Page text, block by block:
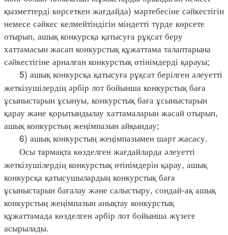
қызметтерді көрсеткен жағдайда) мәртебесіне сәйкестігін
немесе сәйкес келмейтіндігін міндетті түрде көрсете
отырып, ашық конкурсқа қатысуға рұқсат беру
хаттамасын жасап конкурстық құжаттама талаптарына
сәйкестігіне арналған конкурстық өтінімдерді қарауы;
5) ашық конкурсқа қатысуға рұқсат берілген әлеуетті
жеткізушілердің әрбір лот бойынша конкурстық баға
ұсыныстарын ұсынуы, конкурстық баға ұсыныстарын
қарау және қорытындылау хаттамаларын жасай отырып,
ашық конкурстың жеңімпазын айқындау;
6) ашық конкурстың жеңімпазымен шарт жасасу.
Осы тармақта көзделген жағдайларда әлеуетті
жеткізушілердің конкурстық өтінімдерін қарау, ашық
конкурсқа қатысушылардың конкурстық баға
ұсыныстарын бағалау және салыстыру, сондай-ақ ашық
конкурстың жеңімпазын анықтау конкурстық
құжаттамада көзделген әрбір лот бойынша жүзеге
асырылады.